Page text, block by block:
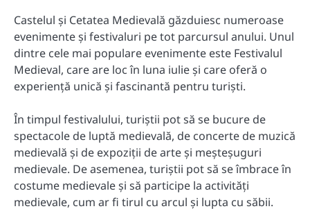
Castelul și Cetatea Medievală găzduiesc numeroase
evenimente și festivaluri pe tot parcursul anului. Unul
dintre cele mai populare evenimente este Festivalul
Medieval, care are loc în luna iulie și care oferă o
experiență unică și fascinantă pentru turiști.
În timpul festivalului, turiștii pot să se bucure de
spectacole de luptă medievală, de concerte de muzică
medievală și de expoziții de arte și meșteșuguri
medievale. De asemenea, turiștii pot să se îmbrace în
costume medievale și să participe la activități
medievale, cum ar fi tirul cu arcul și lupta cu săbii.